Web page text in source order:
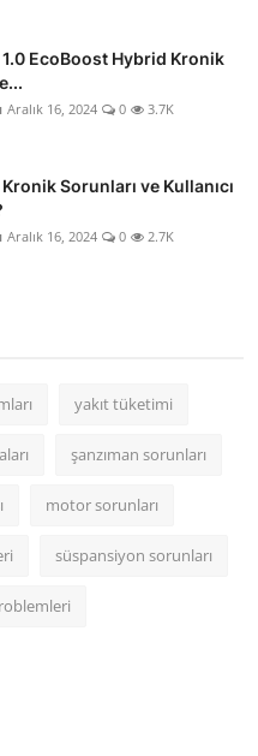
1.0 EcoBoost Hybrid Kronik
Aralık 16, 2024 0 3.7K
Sorunları ve Kullanıcı
Aralık 16, 2024 0 2.7K
yakıt tüketimi
şanzıman sorunları
motor sorunları
süspansiyon sorunları